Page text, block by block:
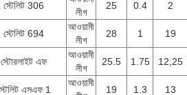
স্টেলিট 306
লীগ
25 0.4 2
স্টেলিট 694
আওয়ামী
লীগ
28 1 19
স্টোরলাইট এফ
আওয়ামী
লীগ
25.5 1.75 12,25
এসএফ 1
আওয়ামী
19 1.3 13